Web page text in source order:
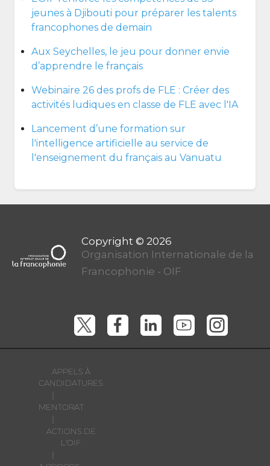
jeunes à Djibouti pour préparer les talents
francophones de demain
Aux Seychelles, le jeu pour donner envie
d’apprendre le français
Webinaire 26 des profs de FLE : Créer des
activités ludiques en classe de FLE avec l'IA
Lancement d’une formation sur
l'intelligence artificielle au service de
l'enseignement du français au Vanuatu
APPELS À
CANDIDATURES
MENTORAT
ACTIONS DE
L'OIF
Organisation Internationale de la
Francophonie - OIF